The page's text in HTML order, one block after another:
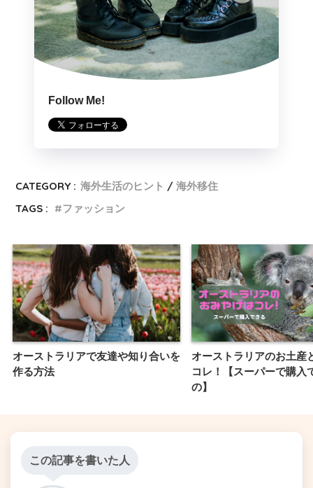
Follow Me!
CATEGORY : 海外生活のヒント
海外移住
TAGS :
ファッション
オーストラリアで友達や知り合いを
作る方法
オーストラリアのお土産
コレ！【スーパーで購入
の】
この記事を書いた人